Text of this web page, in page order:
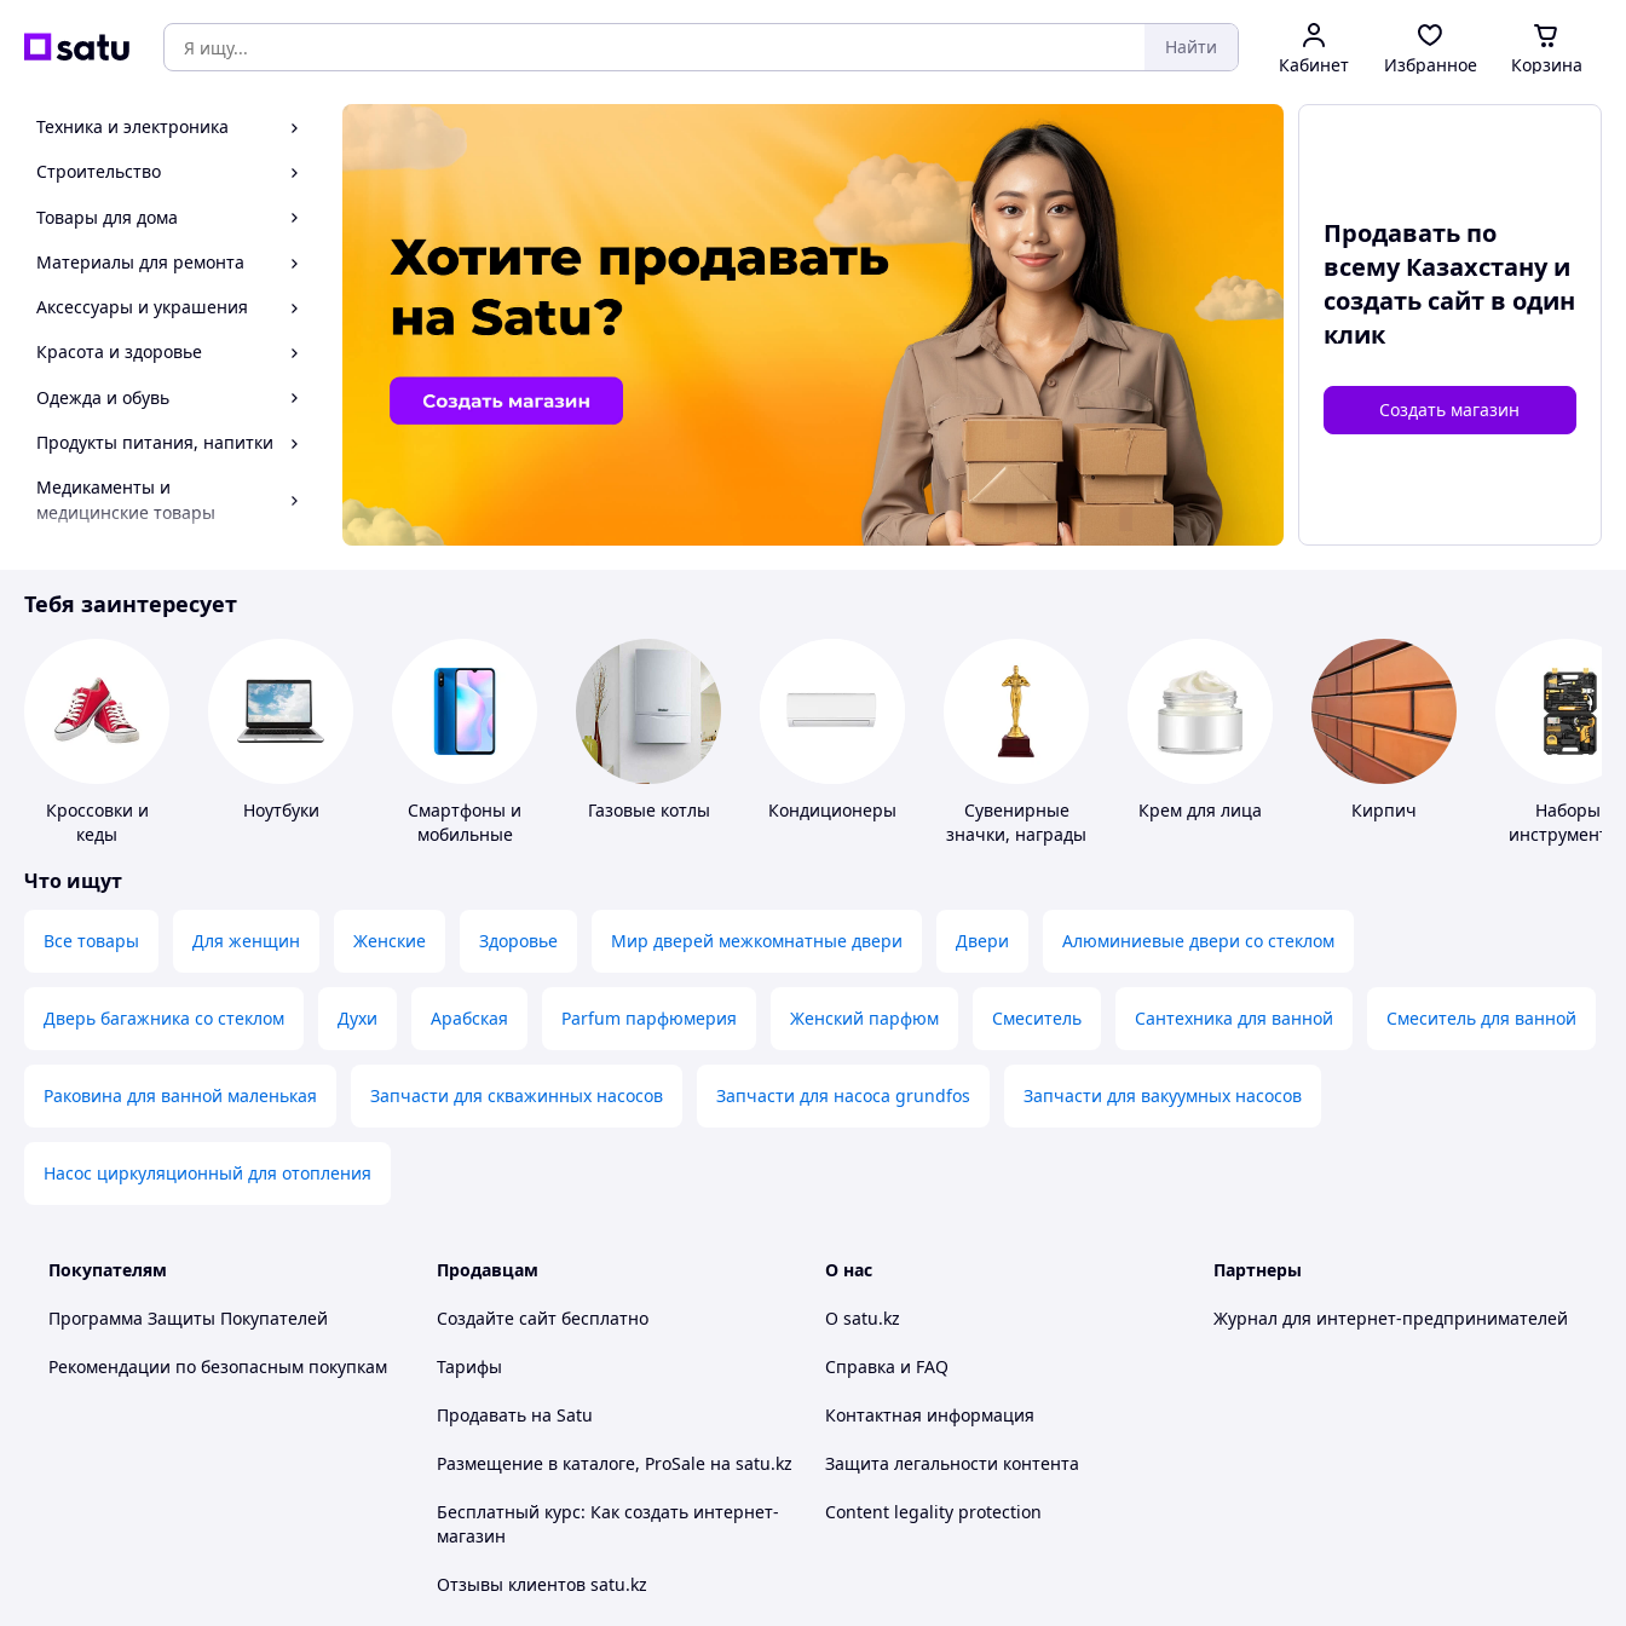
Найти
Кабинет Избранное Корзина
Техника и электроника
Строительство
Товары для дома
Материалы для ремонта
Аксессуары и украшения
Красота и здоровье
Одежда и обувь
Продукты питания, напитки
Медикаменты и
медицинские товары
Инструмент
Продавать по
всему Казахстану и
создать сайтв один
клик
Создать магазин
Тебя заинтересует
Кроссовки и
кеды
Ноутбуки
Смартфоны и
мобильные
Газовые котлы Кондиционеры
Сувенирные
значки, награды
Крем для лица Кирпич
Наборы
инструментов
Что ищут
Все товары Для женщин Женские Здоровье Мир дверей межкомнатные двери Двери Алюминиевые двери со стеклом
Дверь багажника со стеклом Духи Арабская Parfum парфюмерия Женский парфюм Смеситель Сантехника для ванной Смеситель для ванной
Раковина для ванной маленькая Запчасти для скважинных насосов Запчасти для насоса grundfos Запчасти для вакуумных насосов
Насос циркуляционный для отопления
Покупателям
Программа Защиты Покупателей
Рекомендации по безопасным покупкам
Продавцам
Создайте сайт бесплатно
Тарифы
Продавать на Satu
Размещение в каталоге, ProSale на satu.kz
Бесплатный курс: Как создать интернет-
магазин
Отзывы клиентов satu.kz
О нас
О satu.kz
Справка и FAQ
Контактная информация
Защита легальности контента
Content legality protection
Партнеры
Журнал для интернет-предпринимателей